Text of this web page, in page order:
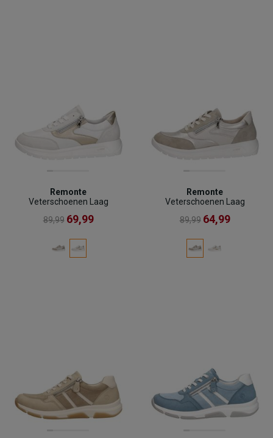
Remonte
Veterschoenen Laag
89,99 69,99
Remonte
Veterschoenen Laag
89,99 64,99